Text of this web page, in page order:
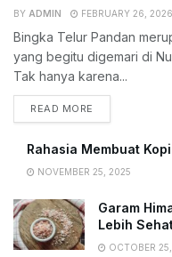
BY ADMIN FEBRUARY 26, 2026
Bingka Telur Pandan
yang begitu digemari di
Tak hanya karena...
READ MORE
Rahasia Membuat
NOVEMBER 25, 2025
Garam
Lebih
OCTOBER